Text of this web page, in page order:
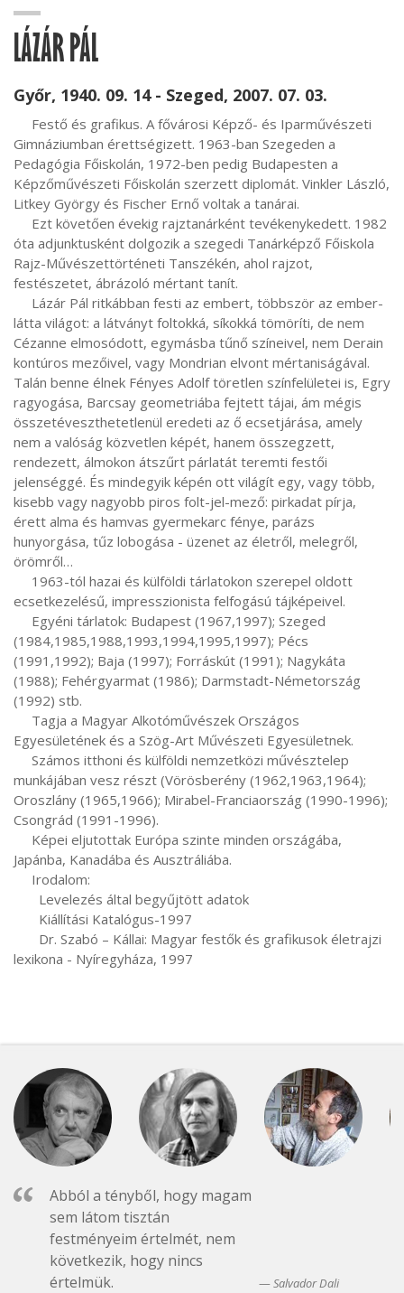
LÁZÁR PÁL
Győr, 1940. 09. 14 - Szeged, 2007. 07. 03.
Gimnáziumban érettségizett. 1963-ban Szegeden a
Pedagógia Főiskolán, 1972-ben pedig Budapesten a
Képzőművészeti Főiskolán szerzett diplomát. Vinkler László,
Litkey György és Fischer Ernő voltak a tanárai.
óta adjunktusként dolgozik a szegedi Tanárképző Főiskola
Rajz-Művészettörténeti Tanszékén, ahol rajzot,
festészetet, ábrázoló mértant tanít.
látta világot: a látványt foltokká, síkokká tömöríti, de nem
Cézanne elmosódott, egymásba tűnő színeivel, nem Derain
kontúros mezőivel, vagy Mondrian elvont mértaniságával.
Talán benne élnek Fényes Adolf töretlen színfelületei is, Egry
ragyogása, Barcsay geometriába fejtett tájai, ám mégis
összetéveszthetetlenül eredeti az ő ecsetjárása, amely
nem a valóság közvetlen képét, hanem összegzett,
rendezett, álmokon átszűrt párlatát teremti festői
jelenséggé. És mindegyik képén ott világít egy, vagy több,
kisebb vagy nagyobb piros folt-jel-mező: pirkadat pírja,
érett alma és hamvas gyermekarc fénye, parázs
hunyorgása, tűz lobogása - üzenet az életről, melegről,
örömről…
ecsetkezelésű, impresszionista felfogású tájképeivel.
(1984,1985,1988,1993,1994,1995,1997); Pécs
(1991,1992); Baja (1997); Forráskút (1991); Nagykáta
(1988); Fehérgyarmat (1986); Darmstadt-Németország
(1992) stb.
Egyesületének és a Szög-Art Művészeti Egyesületnek.
munkájában vesz részt (Vörösberény (1962,1963,1964);
Oroszlány (1965,1966); Mirabel-Franciaország (1990-1996);
Csongrád (1991-1996).
Japánba, Kanadába és Ausztráliába.
lexikona - Nyíregyháza, 1997
Abból a tényből, hogy magam
sem látom tisztán
festményeim értelmét, nem
következik, hogy nincs
értelmük.
Salvador Dali